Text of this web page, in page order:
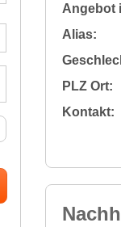
Angebot
Alias:
PLZ Ort:
Kontakt: